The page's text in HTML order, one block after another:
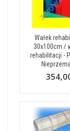
Wałek
30x100cm /
rehabilitacji -